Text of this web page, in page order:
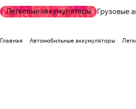
Легковые аккумуляторы Грузовые
Главная Автомобильные аккумуляторы